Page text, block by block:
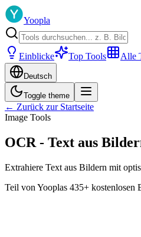
Yoopla
Einblicke Top Tools Alle
Deutsch
Toggle theme
← Zurück zur Startseite
Image Tools
OCR - Text aus
Extrahiere Text aus Bildern mit
Teil von Yooplas 435+ kostenlosen